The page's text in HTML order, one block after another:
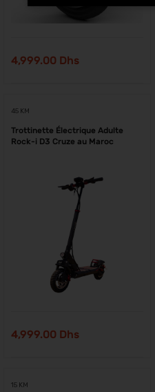
4,999.00 Dhs
45 KM
Trottinette Électrique Adulte
Rock-i D3 Cruze au Maroc
4,999.00 Dhs
15 KM